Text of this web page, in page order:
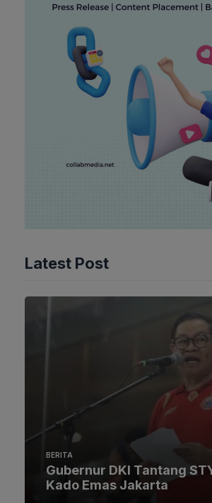
Latest Post
BERITA
Gubernur DKI Tantang
Kado Emas Jakarta